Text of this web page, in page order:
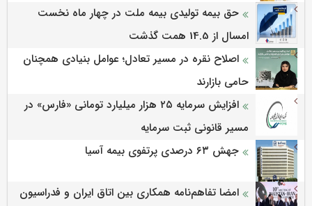
حق بیمه تولیدی بیمه ملت در چهار ماه نخست
امسال از 14.5 همت گذشت
اصلاح نقره در مسیر تعادل؛ عوامل بنیادی همچنان
حامی بازارند
افزایش سرمایه ۲۵ هزار میلیارد تومانی «فارس» در
مسیر قانونی ثبت سرمایه
جهش ۶۳ درصدی پرتفوی بیمه آسیا
امضا تفاهم‌نامه همکاری بین اتاق ایران و فدراسیون